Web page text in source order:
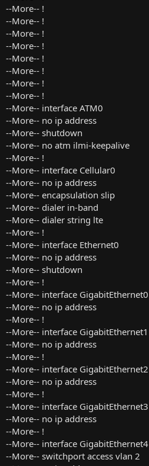
--More-- !
--More-- !
--More-- !
--More-- !
--More-- !
--More-- !
--More-- !
--More-- !
--More-- interface ATM0
--More-- no ip address
--More-- shutdown
--More-- no atm ilmi-keepalive
--More-- !
--More-- interface Cellular0
--More-- no ip address
--More-- encapsulation slip
--More-- dialer in-band
--More-- dialer string lte
--More-- !
--More-- interface Ethernet0
--More-- no ip address
--More-- shutdown
--More-- !
--More-- interface GigabitEthernet0
--More-- no ip address
--More-- !
--More-- interface GigabitEthernet1
--More-- no ip address
--More-- !
--More-- interface GigabitEthernet2
--More-- no ip address
--More-- !
--More-- interface GigabitEthernet3
--More-- no ip address
--More-- !
--More-- interface GigabitEthernet4
--More-- switchport access vlan 2